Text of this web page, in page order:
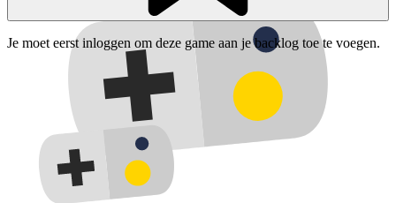
Je moet eerst inloggen om deze game aan je backlog toe te voegen.